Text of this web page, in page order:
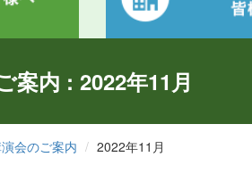
案内 : 2022年11月
会のご案内 2022年11月